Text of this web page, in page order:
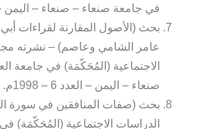
في جامعة صنعاء – صنعاء – اليمن – العدد
بحث (الأصول المقارنة لقراءات
عامر الشامي وعاصم) – نشرته
الاجتماعية (المُحَكّمَة) في جامعة
صنعاء – اليمن – العدد 6 – 1998م.
بحث (صفات المنافقين في سورة
الدراسات الاجتماعية (المُحَكّمَة)